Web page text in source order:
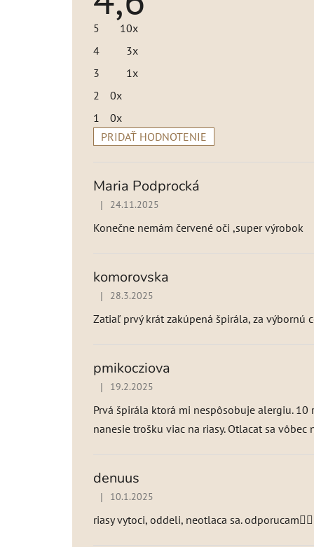
5
10x
4
3x
3
1x
2
0x
1
0x
PRIDAŤ HODNOTENIE
p
h
n
e
Maria Podprocká
Hodnotenie produktu je 5 z 5 hviezdičiek.
| 24.11.2025
Konečne nemám červené oči ,super výrobok
komorovska
Hodnotenie produktu je 5 z 5 hviezdičiek.
| 28.3.2025
Zatiaľ prvý krát zakúpená špirála, za
pmikocziova
Hodnotenie produktu je 5 z 5 hviezdičiek.
| 19.2.2025
Prvá špirála ktorá mi nespôsobuje alergiu.
nanesie trošku viac na riasy. Otlacat sa
denuus
Hodnotenie produktu je 5 z 5 hviezdičiek.
| 10.1.2025
riasy vytoci, oddeli, neotlaca sa. odporucam👌🏽